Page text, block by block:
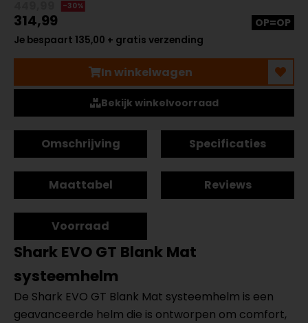
-30%
314,99
Je bespaart 135,00 + gratis verzending
OP=OP
In winkelwagen
Bekijk winkelvoorraad
Omschrijving Specificaties
Maattabel Reviews
Voorraad
Shark EVO GT Blank Mat
systeemhelm
De Shark EVO GT Blank Mat systeemhelm is een
geavanceerde helm die is ontworpen om comfort,